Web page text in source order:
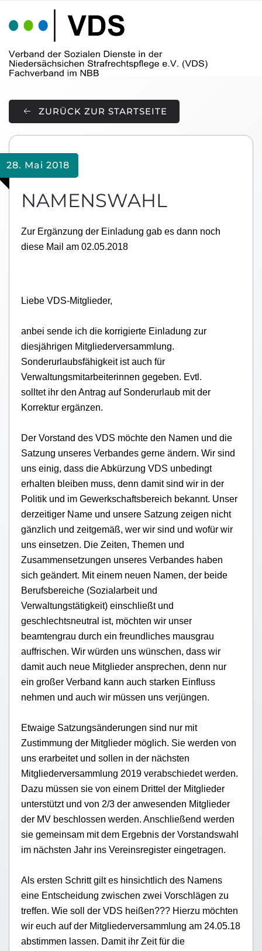
Skip to main content
ZURÜCK ZUR STARTSEITE
28. Mai 2018
NAMENSWAHL
Zur Ergänzung der Einladung gab es dann noch
diese Mail am 02.05.2018
Liebe VDS-Mitglieder,
anbei sende ich die korrigierte Einladung zur
diesjährigen Mitgliederversammlung.
Sonderurlaubsfähigkeit ist auch für
Verwaltungsmitarbeiterinnen gegeben. Evtl.
solltet ihr den Antrag auf Sonderurlaub mit der
Korrektur ergänzen.
Der Vorstand des VDS möchte den Namen und die
Satzung unseres Verbandes gerne ändern. Wir sind
uns einig, dass die Abkürzung VDS unbedingt
erhalten bleiben muss, denn damit sind wir in der
Politik und im Gewerkschaftsbereich bekannt. Unser
derzeitiger Name und unsere Satzung zeigen nicht
gänzlich und zeitgemäß, wer wir sind und wofür wir
uns einsetzen. Die Zeiten, Themen und
Zusammensetzungen unseres Verbandes haben
sich geändert. Mit einem neuen Namen, der beide
Berufsbereiche (Sozialarbeit und
Verwaltungstätigkeit) einschließt und
geschlechtsneutral ist, möchten wir unser
beamtengrau durch ein freundliches mausgrau
auffrischen. Wir würden uns wünschen, dass wir
damit auch neue Mitglieder ansprechen, denn nur
ein großer Verband kann auch starken Einfluss
nehmen und auch wir müssen uns verjüngen.
Etwaige Satzungsänderungen sind nur mit
Zustimmung der Mitglieder möglich. Sie werden von
uns erarbeitet und sollen in der nächsten
Mitgliederversammlung 2019 verabschiedet werden.
Dazu müssen sie von einem Drittel der Mitglieder
unterstützt und von 2/3 der anwesenden Mitglieder
der MV beschlossen werden. Anschließend werden
sie gemeinsam mit dem Ergebnis der Vorstandswahl
im nächsten Jahr ins Vereinsregister eingetragen.
Als ersten Schritt gilt es hinsichtlich des Namens
eine Entscheidung zwischen zwei Vorschlägen zu
treffen. Wie soll der VDS heißen??? Hierzu möchten
wir euch auf der Mitgliederversammlung am 24.05.18
abstimmen lassen. Damit ihr Zeit für die